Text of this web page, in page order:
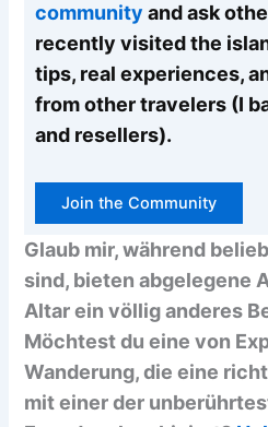
community and ask
recently visited the
tips, real experiences,
from other travelers (I
and resellers).
Join the Community
Glaub mir, während
sind, bieten abgelegene
Altar ein völlig anderes
Möchtest du eine von
Wanderung, die eine
mit einer der